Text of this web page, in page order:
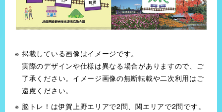
明治38年創業 極上伊賀牛すき焼きが味わえる精肉店
住所
三重県伊賀市上野農人町434
営業時間
11:00～20:00
三重県の名産品が揃うドライブイン
住所
三重県亀山市関町萩原39
営業時間
8:00～19:00
掲載している画像はイメージです。
実際のデザインや仕様は異なる場合がありますので、ご
了承ください。イメージ画像の無断転載や二次利用はご
遠慮ください。
脳トレ！は伊賀上野エリアで2問、関エリアで2問です。